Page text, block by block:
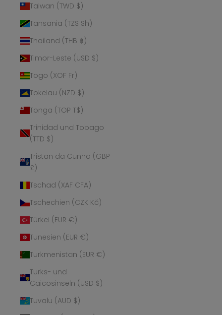
Taiwan (TWD $)
Tansania (TZS Sh)
Thailand (THB ฿)
Timor-Leste (USD $)
Togo (XOF Fr)
Tokelau (NZD $)
Tonga (TOP T$)
Trinidad und Tobago
(TTD $)
Tristan da Cunha (GBP
£)
Tschad (XAF CFA)
Tschechien (CZK Kč)
Türkei (EUR €)
Tunesien (EUR €)
Turkmenistan (EUR €)
Turks- und
Caicosinseln (USD $)
Tuvalu (AUD $)